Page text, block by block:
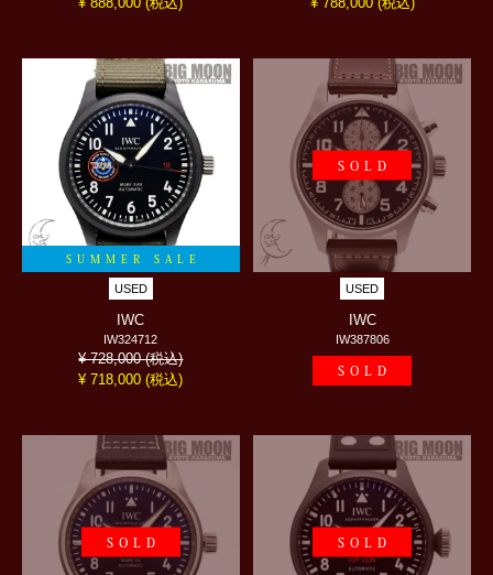
¥ 888,000 ¥ 788,000
SUMMER SALE
USED
IWC
IW324712
¥ 728,000(税込)
¥ 718,000(税込)
SOLD
USED
IWC
IW387806
SOLD
SOLD SOLD